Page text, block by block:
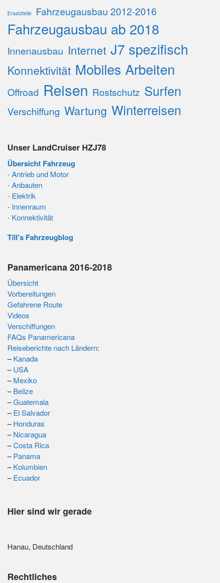
Ersatzteile Fahrzeugausbau 2012-2016
Fahrzeugausbau ab 2018
Innenausbau Internet J7 spezifisch
Konnektivität Mobiles Arbeiten
Offroad Reisen Rostschutz Surfen
Verschiffung Wartung Winterreisen
Unser LandCruiser HZJ78
Übersicht Fahrzeug
- Antrieb und Motor
- Anbauten
- Elektrik
- Innenraum
- Konnektivität
Till's Fahrzeugblog
Panamericana 2016-2018
Übersicht
Vorbereitungen
Gefahrene Route
Videos
Verschiffungen
FAQs Panamericana
Reiseberichte nach Ländern:
–Kanada
–USA
–Mexiko
–Belize
–Guatemala
–El Salvador
–Honduras
–Nicaragua
–Costa Rica
–Panama
–Kolumbien
–Ecuador
Hier sind wir gerade
Hanau, Deutschland
Rechtliches